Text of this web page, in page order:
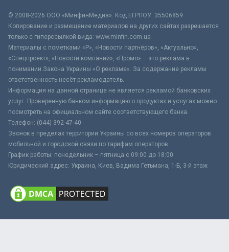
© 2008-2026 ООО «МинфинМедиа». Код ЕГРПОУ: 35506859
Копирование и размещение материалов на других сайтах разрешается
только с гиперссылкой вида: www.minfin.com.ua
Материалы с пометками «Р», «Новости партнёров», «Актуально»,
«Спецпроект», «Новости компаний», «Промо» – это реклама в
понимании Закона Украины «О рекламе». За содержание рекламы
ответственность несёт рекламодатель.
Информация на данной странице не является рекламой банковских
услуг. Проверенную банком информацию о продуктах и услугах можно
посмотреть на официальном сайте соответствующего банка.
Телефон: (044) 392-47-40
Звонок в пределах территории Украины со всех номеров операторов
мобильной и городской связи по тарифам операторов
График работы: понедельник – пятница с 09:00 до 18:00
Юридический адрес: Украина, Киев, Вадима Гетьмана, 1-Б, 3-й этаж